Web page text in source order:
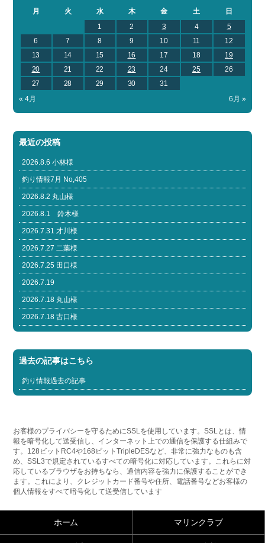
月
火 水 木 金 土
日
1
2 3 4
5
6
7 8 9 10 11
12
13
14 15 16 17 18
19
20
21 22 23 24 25
26
27
28 29 30
31
« 4月
6月 »
最近の投稿
2026.8.6 小林様
釣り情報7月 No,405
2026.8.2 丸山様
2026.8.1 鈴木様
2026.7.31 才川様
2026.7.27 二葉様
2026.7.25 田口様
2026.7.19
2026.7.18 丸山様
2026.7.18 古口様
過去の記事はこちら
釣り情報過去の記事
お客様のプライバシーを守るためにSSLを使用しています。SSLとは、情
報を暗号化して送受信し、インターネット上での通信を保護する仕組みで
す。128ビットRC4や168ビットTripleDESなど、非常に強力なものも含
め、SSL3で規定されているすべての暗号化に対応しています。これらに対
応しているブラウザをお持ちなら、通信内容を強力に保護することができ
ます。これにより、クレジットカード番号や住所、電話番号などお客様の
個人情報をすべて暗号化して送受信しています
ホーム マリンクラブ